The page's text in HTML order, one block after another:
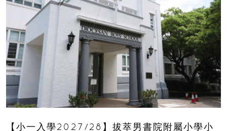
【小一入學2027/28】拔萃男書院附屬小學小